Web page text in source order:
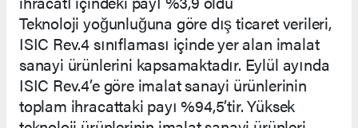
Teknoloji yoğunluğuna göre dış ticaret verileri,
ISIC Rev.4 sınıflaması içinde yer alan imalat
sanayi ürünlerini kapsamaktadır. Eylül ayında
ISIC Rev.4’e göre imalat sanayi ürünlerinin
toplam ihracattaki payı %94,5’tir. Yüksek